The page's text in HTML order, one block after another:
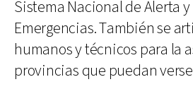
Sistema Nacional de Alerta
Emergencias. También se
humanos y técnicos para la
provincias que puedan